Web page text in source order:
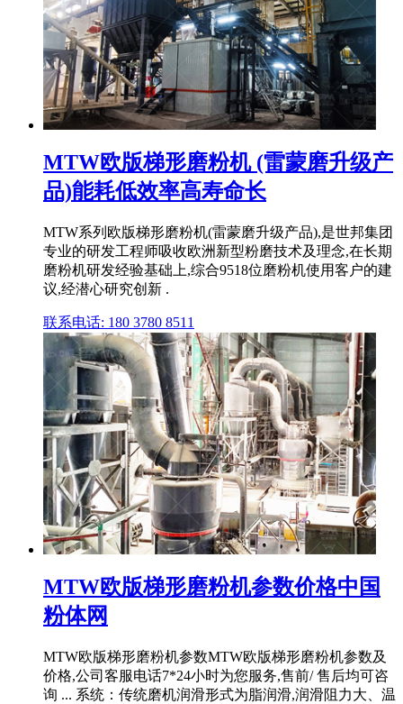
MTW欧版梯形磨粉机 (雷蒙磨升级产
品)能耗低效率高寿命长
MTW系列欧版梯形磨粉机(雷蒙磨升级产品),是世邦集团
专业的研发工程师吸收欧洲新型粉磨技术及理念,在长期
磨粉机研发经验基础上,综合9518位磨粉机使用客户的建
议,经潜心研究创新 .
联系电话: 180 3780 8511
MTW欧版梯形磨粉机参数价格中国
粉体网
MTW欧版梯形磨粉机参数MTW欧版梯形磨粉机参数及
价格,公司客服电话7*24小时为您服务,售前/ 售后均可咨
询 ... 系统：传统磨机润滑形式为脂润滑,润滑阻力大、温